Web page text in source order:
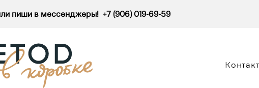
пиши в мессенджеры! +7 (906) 019-69-59